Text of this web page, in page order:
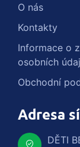
O nás
Kontakty
Informace o
osobních
Obchodní
Adresa
DĚTI